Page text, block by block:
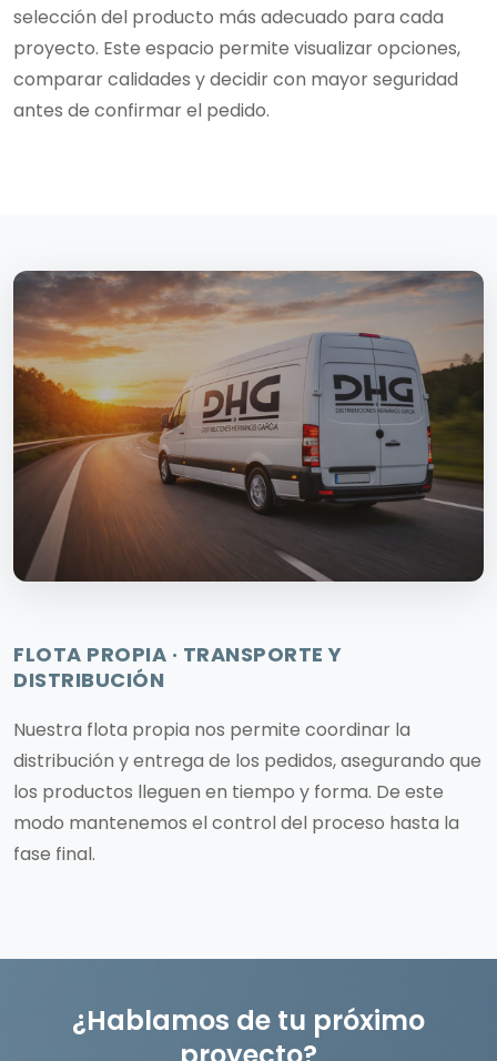
selección del producto más adecuado para cada
proyecto. Este espacio permite visualizar opciones,
comparar calidades y decidir con mayor seguridad
antes de confirmar el pedido.
FLOTA PROPIA · TRANSPORTE Y
DISTRIBUCIÓN
Nuestra flota propia nos permite coordinar la
distribución y entrega de los pedidos, asegurando que
los productos lleguen en tiempo y forma. De este
modo mantenemos el control del proceso hasta la
fase final.
¿Hablamos de tu próximo